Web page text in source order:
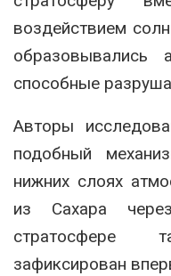
воздействием
образовывались
способные
Авторы
подобный
нижних слоях
из Сахара
стратосфере
зафиксирован